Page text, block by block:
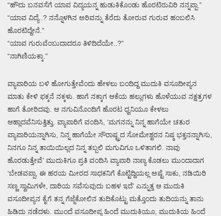
“ಹೌದು ಬನವಸೆಗೆ ಯಾವ ವಿದ್ಯಯನ್ನ ಹುಡುಕಿಕೊಂಡು ಹೊರಟಿರುವಿರಿ ನನ್ನಪ್ಪಾ.”
“ಯಾವ ವಿದ್ಯೆ..? ನನ್ನೊಳಗಿನ ಅರಿವನ್ನು ತೆರೆದು ತೋರುವ ಗುರುವ ಹಂಬಲಿಸಿ
ಹೊರಟಿದ್ದೇನೆ.”
“ಯಾವ ಗುರುವೆಂಬುದಾದರೂ ತಿಳಿದಿದೆಯೇ..?”
“ನಾಗಿಣಿಯಕ್ಕಾ.”
ವ್ಯಾಪಾರಿಯ ಬಳಿ ಹೋಗುತ್ತೇವೆಂದು ಹೇಳಲು ಬಂದಿದ್ದ ಮುದುಕಿ ವಸೂದೀಪ್ಯನ
ಮಾತು ಕೇಳಿ ಫಕ್ಕನೆ ನಕ್ಕಳು. ಹಾಗೆ ನಕ್ಕಾಗ ಆಕೆಯ ಹಲ್ಲುಗಳು ಹೊಳೆಯುವ ನಕ್ಷತ್ರಗಳ
ಹಾಗೆ ತೋರಿದವು. ಆ ನಗುವಿನೊಂದಿಗೆ ಹೊರಟ ಧ್ವನಿಯೂ ಕೇಳಲು
ಆಹ್ಲಾದವೆನಿಸುತ್ತಿತ್ತು. ವ್ಯಾಪಾರಿಗೆ ವಂದಿಸಿ, ‘ಮಗನನ್ನು ನಿನ್ನ ಹಾಗೆಯೇ ಚತುರ
ವ್ಯಾಪಾರಿಯನ್ನಾಗಿಸು, ನಿನ್ನ ಹಾಗೆಯೇ ಸೌರಾಷ್ಟ್ರದ ಸೋಮೇಶ್ವರನ ನಿಷ್ಠ ಭಕ್ತನನ್ನಾಗಿಸು,
ನಿನಗೂ ನಿನ್ನ ತಾಯಿಯಿಲ್ಲದ ನಿನ್ನ ತಬ್ಬಲಿ ಮಗುವಿಗೂ ಒಳಿತಾಗಲಿ. ನಾವು
ಹೊರಡುತ್ತೇವೆ’ ಮುದುಕಿಗೂ ಪ್ರತಿ ವಂದಿಸಿ ವ್ಯಾಪಾರಿ ನಾಣ್ಯ ಕೊಡಲು ಮುಂದಾದಾಗ
‘ಬೇಡವಪ್ಪಾ, ಈ ಹರಯ ಮೀರದ ಸಾಧಕನಿಗೆ ಕೊಟ್ಟಿದ್ದಿಯಲ್ಲ ಅಷ್ಟೆ ಸಾಕು, ನಡಿಯಿರಿ
ಸಣ್ಣ ಸ್ವಾಮಿಗಳೇ, ದಾರಿಯ ಸವೆಸುವುದು ಬಹಳ ಇದೆ’ ಎನ್ನುತ್ತ ಆ ಮುದುಕಿ
ವಸೂದೀಪ್ಯನ ಕೈಗೆ ತನ್ನ ಗೆಜ್ಜೆಕೋಲಿನ ತುದಿಕೊಟ್ಟು ಮತ್ತೊಂದು ತುದಿಯನ್ನು ತಾನು
ಹಿಡಿದು ನಡೆದಳು. ಮುಂದೆ ವಸೂದೀಪ್ಯ ಹಿಂದೆ ಮುದುಕಿಯೂ, ಮುದುಕಿಯ ಹಿಂದೆ